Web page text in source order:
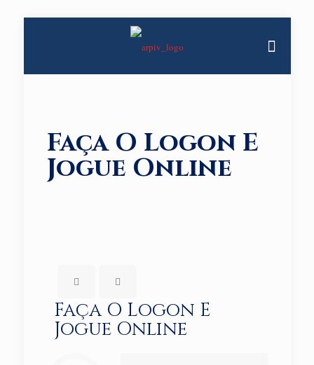
Faça O Logon E
Jogue Online
Faça O Logon E
Jogue Online